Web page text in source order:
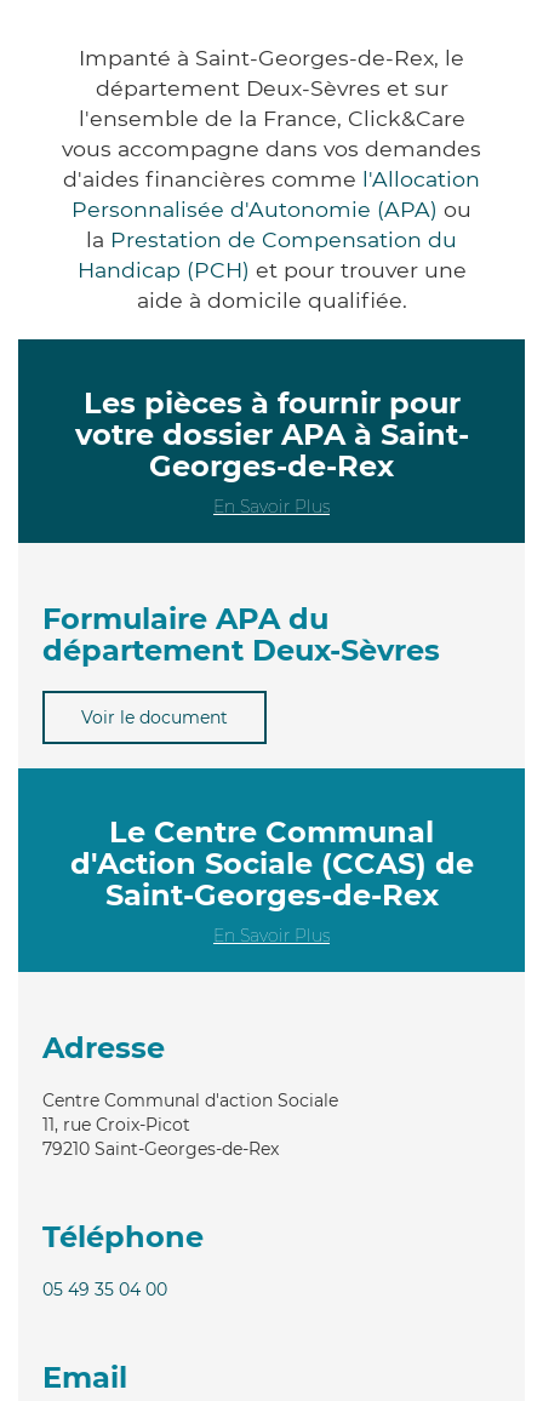
Impanté à Saint-Georges-de-Rex, le
département Deux-Sèvres et sur
l'ensemble de la France, Click&Care
vous accompagne dans vos demandes
d'aides financières comme l'Allocation
Personnalisée d'Autonomie (APA) ou
la Prestation de Compensation du
Handicap (PCH) et pour trouver une
aide à domicile qualifiée.
Les pièces à fournir pour
votre dossier APA à Saint-
Georges-de-Rex
En Savoir Plus
Formulaire APA du
département Deux-Sèvres
Voir le document
Le Centre Communal
d'Action Sociale (CCAS) de
Saint-Georges-de-Rex
En Savoir Plus
Adresse
Centre Communal d'action Sociale
11, rue Croix-Picot
79210 Saint-Georges-de-Rex
Téléphone
05 49 35 04 00
Email